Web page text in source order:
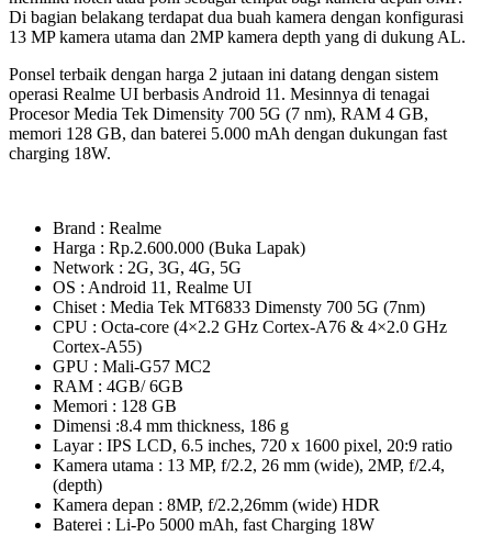
Di bagian belakang terdapat dua buah kamera dengan konfigurasi
13 MP kamera utama dan 2MP kamera depth yang di dukung AL.
Ponsel terbaik dengan harga 2 jutaan ini datang dengan sistem
operasi Realme UI berbasis Android 11. Mesinnya di tenagai
Procesor Media Tek Dimensity 700 5G (7 nm), RAM 4 GB,
memori 128 GB, dan baterei 5.000 mAh dengan dukungan fast
charging 18W.
Brand : Realme
Harga : Rp.2.600.000 (Buka Lapak)
Network : 2G, 3G, 4G, 5G
OS : Android 11, Realme UI
Chiset : Media Tek MT6833 Dimensty 700 5G (7nm)
CPU : Octa-core (4×2.2 GHz Cortex-A76 & 4×2.0 GHz
Cortex-A55)
GPU : Mali-G57 MC2
RAM : 4GB/ 6GB
Memori : 128 GB
Dimensi :8.4 mm thickness, 186 g
Layar : IPS LCD, 6.5 inches, 720 x 1600 pixel, 20:9 ratio
Kamera utama : 13 MP, f/2.2, 26 mm (wide), 2MP, f/2.4,
(depth)
Kamera depan : 8MP, f/2.2,26mm (wide) HDR
Baterei : Li-Po 5000 mAh, fast Charging 18W